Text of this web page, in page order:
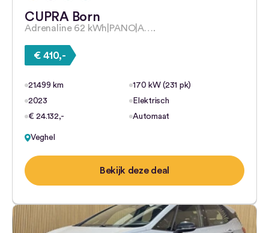
CUPRA Born
Adrenaline 62 kWh|PANO|A….
€ 410,-
21.499 km
170 kW (231 pk)
2023
Elektrisch
€ 24.132,-
Automaat
Veghel
Bekijk deze deal